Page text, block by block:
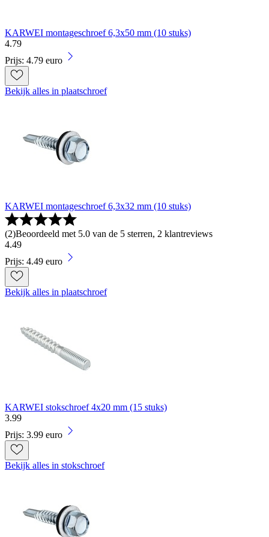
KARWEI montageschroef 6,3x50 mm (10 stuks)
4.79
Prijs: 4.79 euro
Bekijk alles in plaatschroef
KARWEI montageschroef 6,3x32 mm (10 stuks)
(2)Beoordeeld met 5.0 van de 5 sterren, 2 klantreviews
4.49
Prijs: 4.49 euro
Bekijk alles in plaatschroef
KARWEI stokschroef 4x20 mm (15 stuks)
3.99
Prijs: 3.99 euro
Bekijk alles in stokschroef